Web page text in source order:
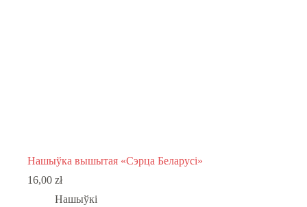
Нашыўка вышытая «Сэрца Беларусі»
16,00 zł
Нашыўкі